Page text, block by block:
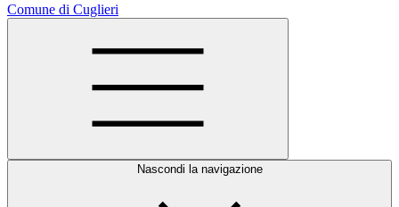
Comune di Cuglieri
Nascondi la navigazione